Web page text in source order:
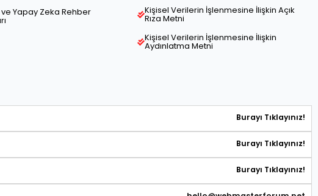
Yapay Zeka Rehber
Kişisel Verilerin İşlenmesine İlişkin Açık
Rıza Metni
Kişisel Verilerin İşlenmesine İlişkin
Aydınlatma Metni
Burayı Tıklayınız!
Burayı Tıklayınız!
Burayı Tıklayınız!